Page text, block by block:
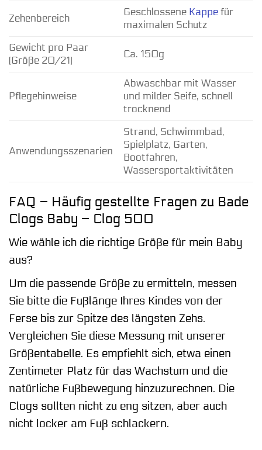
Zehenbereich
Geschlossene Kappefür
maximalen Schutz
Gewicht pro Paar
(Größe 20/21)
Ca. 150g
Pflegehinweise
Abwaschbar mit Wasser
und milder Seife, schnell
trocknend
Anwendungsszenarien
Strand, Schwimmbad,
Spielplatz, Garten,
Bootfahren,
Wassersportaktivitäten
FAQ – Häufig gestellte Fragen zu Bade
Clogs Baby – Clog 500
Wie wähle ich die richtige Größe für mein Baby
aus?
Um die passende Größe zu ermitteln, messen
Sie bitte die Fußlänge Ihres Kindes von der
Ferse bis zur Spitze des längsten Zehs.
Vergleichen Sie diese Messung mit unserer
Größentabelle. Es empfiehlt sich, etwa einen
Zentimeter Platz für das Wachstum und die
natürliche Fußbewegung hinzuzurechnen. Die
Clogs sollten nicht zu eng sitzen, aber auch
nicht locker am Fuß schlackern.